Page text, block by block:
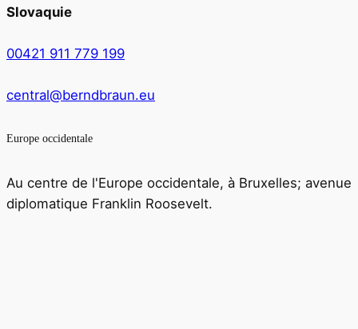
Slovaquie
00421 911 779 199
central@berndbraun.eu
Europe occidentale
Au centre de l'Europe occidentale, à Bruxelles; avenue
diplomatique Franklin Roosevelt.